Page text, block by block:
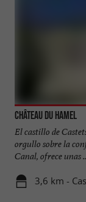
Château du Hamel
El castillo de
orgullo sobre la
Canal, ofrece unas
3,6 km -